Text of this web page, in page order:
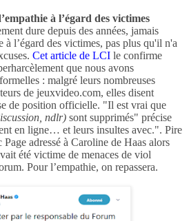
à l’égard des victimes
dure depuis des années, jamais
à l’égard des victimes, pas plus qu'il n'a
Cet article de LCI le confirme
que nous avons
: malgré leurs nombreuses
de jeuxvideo.com, elles disent
de position officielle. "Il est vrai que
ndlr) sont supprimés" précise
en ligne… et leurs insultes avec.". Pire
adressé à Caroline de Haas alors
été victime de menaces de viol
Pour l’empathie, on repassera.